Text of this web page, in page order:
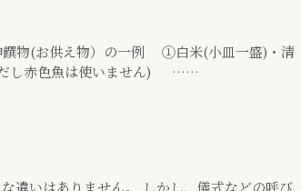
物(お供え物）の一例 ①白米(小皿一盛)・清
し赤色魚は使いません) ……
違いはありません。 しかし、儀式などの呼び